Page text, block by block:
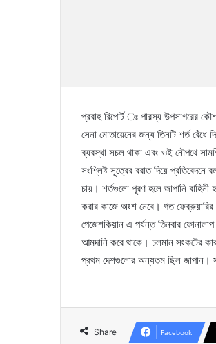
প্রবাহ রিপোর্ট ঃ পারস্য উপসাগরের
সেনা মোতায়েনের জন্য তিনটি শর্ত বেঁধে
ব্যবস্থা সচল থাকা এবং ওই নৌপথে
সংশ্লিষ্ট সূত্রের বরাত দিয়ে
চায়। শর্তগুলো পূরণ হলে জাপানি
করার কাজে অংশ নেবে। গত ফেব্রুয়ারির
পেজেশকিয়ান এ পর্যন্ত তিনবার
আমদানি করে থাকে। চলমান সংকটের
প্রথম দেশগুলোর অন্যতম ছিল জাপান।
Share Facebook